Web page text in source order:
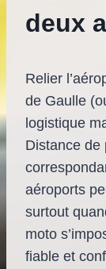
deux
Relier
de Gaulle
logistique
Distance de
aéroports
surtout
moto
fiable et